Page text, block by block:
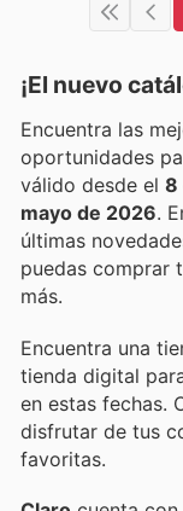
¡El nuevo
Encuentra las
válido desde el 8
mayo de 2026 .
últimas
puedas comprar
más.
Encuentra una
tienda digital
en estas fechas.
disfrutar de tus
favoritas.